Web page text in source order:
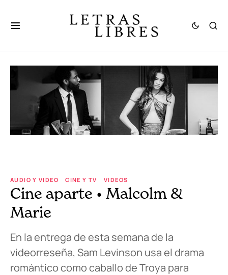
AUDIO Y VIDEO CINE Y TV VIDEOS
Cine aparte • Malcolm &
Marie
En la entrega de esta semana de la
videorreseña, Sam Levinson usa el drama
romántico como caballo de Troya para